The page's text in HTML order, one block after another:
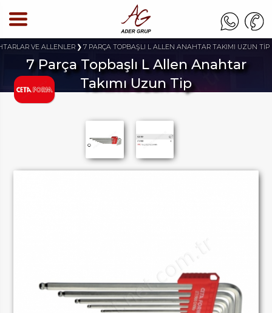
VE ALLENLER 7 PARÇA TOPBAŞLI L ALLEN ANAHTAR TAKIMI UZUN TİP
7 Parça Topbaşlı L Allen Anahtar
Takımı Uzun Tip